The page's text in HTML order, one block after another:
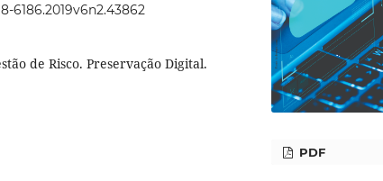
6186.2019v6n2.43862
de Risco. Preservação Digital.
PDF